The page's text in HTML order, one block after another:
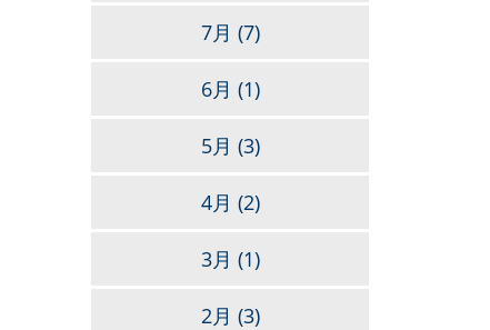
7月 (7)
6月 (1)
5月 (3)
4月 (2)
3月 (1)
2月 (3)